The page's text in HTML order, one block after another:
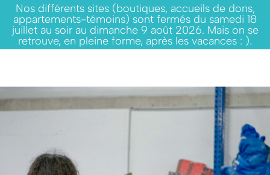
Nos différents sites (boutiques, accueils de dons,
appartements-témoins) sont fermés du samedi 18
juillet au soir au dimanche 9 août 2026. Mais on se
retrouve, en pleine forme, après les vacances : ).